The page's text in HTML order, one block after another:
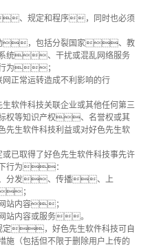
、规定和程序，同时也必须
动，包括分裂国家、教
统、干扰或混乱网络服务
行为；
正常运转造成不利影响的行
软件科技关联企业或其他任何第三
等知识产权、名誉权或其
生软件科技利益或对好色先生软
已取得了好色先生软件科技事先许
行为：
分发、传播、上
；
站内容；
内容或服务。
定，好色先生软件科技可自
施（包括但不限于删除用户上传的